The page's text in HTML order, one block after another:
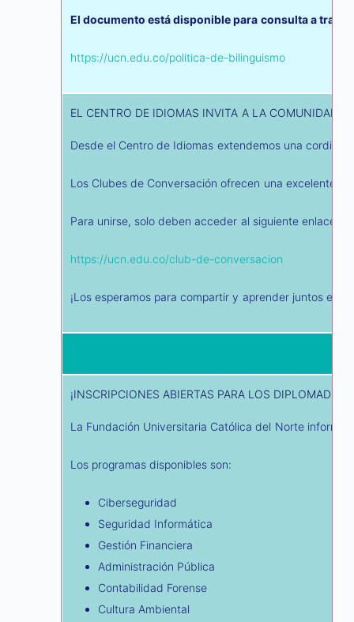
El documento está disponible para consulta a
https://ucn.edu.co/politica-de-bilinguismo
EL CENTRO DE IDIOMAS INVITA A LA COMUNIDAD
Desde el Centro de Idiomas extendemos una cordial
Los Clubes de Conversación ofrecen una excelente
Para unirse, solo deben acceder al siguiente enlace,
https://ucn.edu.co/club-de-conversacion
¡Los esperamos para compartir y aprender juntos en
¡INSCRIPCIONES ABIERTAS PARA LOS
La Fundación Universitaria Católica del Norte
Los programas disponibles son:
Ciberseguridad
Seguridad Informática
Gestión Financiera
Administración Pública
Contabilidad Forense
Cultura Ambiental